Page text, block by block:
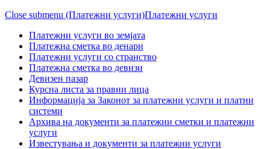
Close submenu (Платежни услуги)Платежни услуги
Платежни услуги во земјата
Платежна сметка во денари
Платежни услуги со странство
Платежна сметка во девизи
Девизен пазар
Курсна листа за правни лица
Информација за Законот за платежни услуги и платни
системи
Архива на документи за платежни сметки и платежни
услуги
Известувања и документи за платежни услуги